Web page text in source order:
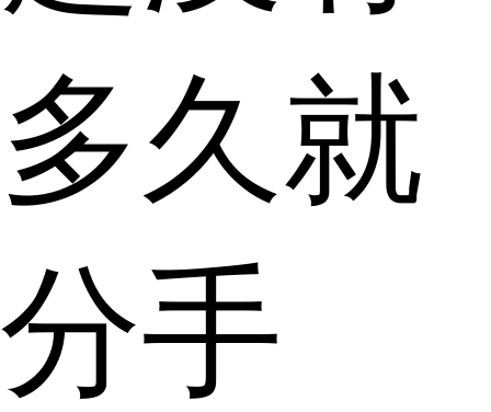
多久就
分手